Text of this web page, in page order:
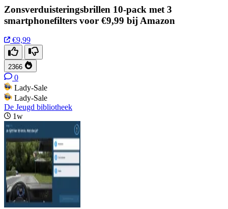
Zonsverduisteringsbrillen 10-pack met 3
smartphonefilters voor €9,99 bij Amazon
€9,99
2366
0
Lady-Sale
Lady-Sale
De Jeugd bibliotheek
1w